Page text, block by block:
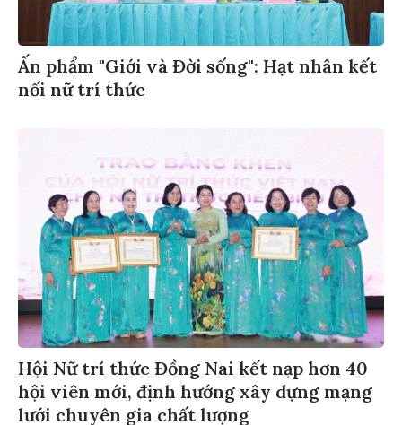
Ấn phẩm "Giới và Đời sống": Hạt nhân kết
nối nữ trí thức
Hội Nữ trí thức Đồng Nai kết nạp hơn 40
hội viên mới, định hướng xây dựng mạng
lưới chuyên gia chất lượng